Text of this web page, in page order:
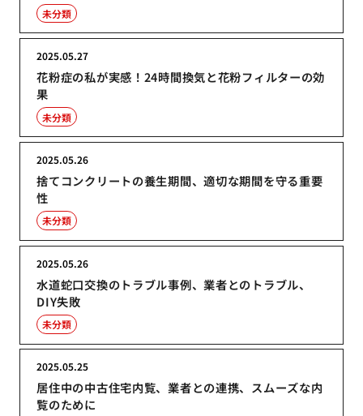
未分類
花粉症の私が実感！24時間換気と花粉フィルターの効
果
2025.05.27
未分類
捨てコンクリートの養生期間、適切な期間を守る重要
性
2025.05.26
未分類
水道蛇口交換のトラブル事例、業者とのトラブル、
DIY失敗
2025.05.26
未分類
居住中の中古住宅内覧、業者との連携、スムーズな内
覧のために
2025.05.25